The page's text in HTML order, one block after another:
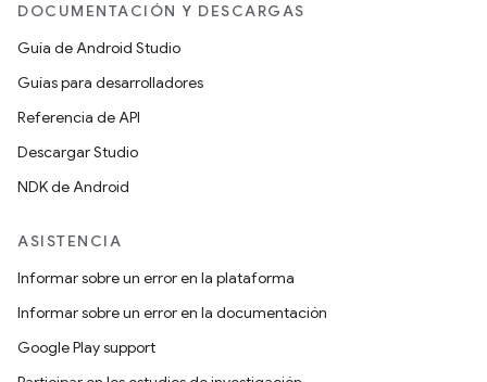
DOCUMENTACIÓN Y DESCARGAS
Guía de Android Studio
Guías para desarrolladores
Referencia de API
Descargar Studio
NDK de Android
ASISTENCIA
Informar sobre un error en la plataforma
Informar sobre un error en la documentación
Google Play support